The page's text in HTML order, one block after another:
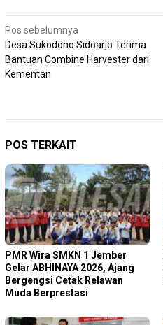
Navigasi
pos
Pos sebelumnya
Desa Sukodono Sidoarjo Terima
Bantuan Combine Harvester dari
Kementan
POS TERKAIT
PMR Wira SMKN 1 Jember
Gelar ABHINAYA 2026, Ajang
Bergengsi Cetak Relawan
Muda Berprestasi